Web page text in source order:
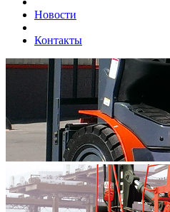
Новости
Контакты